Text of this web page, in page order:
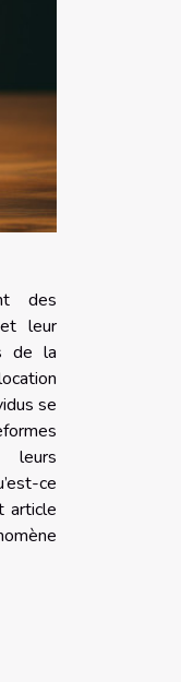
des
leur
de la
se
ce
article